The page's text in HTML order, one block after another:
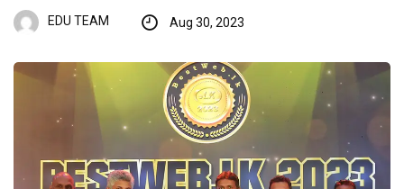
EDU TEAM Aug 30, 2023